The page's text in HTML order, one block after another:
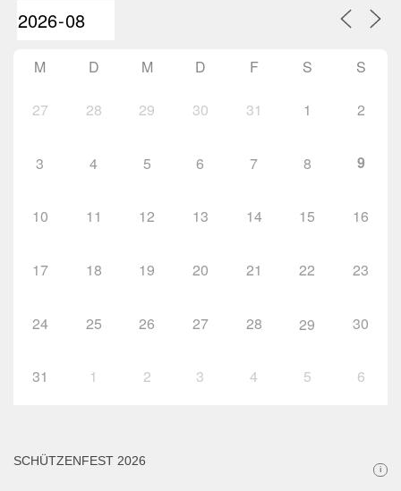
M D M D F S S
27 28 29 30 31 1 2
3 4 5 6 7 8 9
10 11 12 13 14 15 16
17 18 19 20 21 22 23
24 25 26 27 28 29 30
31 1 2 3 4 5 6
SCHÜTZENFEST 2026
i